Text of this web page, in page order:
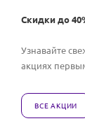
Скидки до
Узнавайте
акциях
ВСЕ АКЦИИ